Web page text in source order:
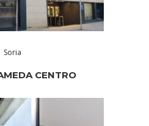
Soria
CENTRO